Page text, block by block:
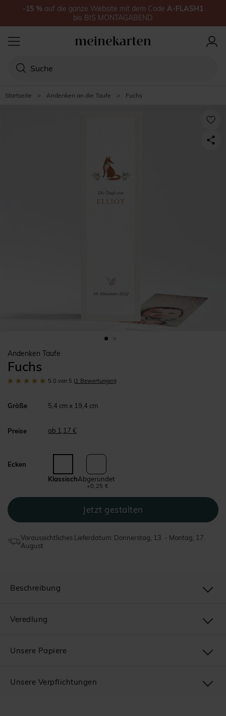
Startseite > Andenken an die Taufe > Fuchs
Andenken Taufe
Fuchs
5.0 von 5 (1 Bewertungen)
Größe 5,4 cm x 19,4 cm
Preise ab 1,17 €
Ecken
KlassischAbgerundet
+0,25 €
Voraussichtliches Lieferdatum: Donnerstag, 13. - Montag, 17.
August
Beschreibung
Veredlung
Unsere Papiere
Unsere Verpflichtungen
-15 % auf die ganze Website mit dem Code A-FLASH1
bis BIS MONTAGABEND